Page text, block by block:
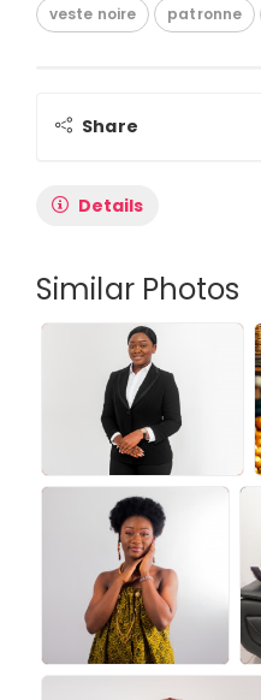
veste noire patronne
Share
Details
Similar Photos